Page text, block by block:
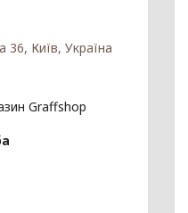
36, Київ, Україна
Graffshop